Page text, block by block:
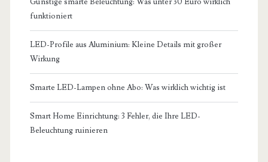
funktioniert
LED-Profile aus Aluminium: Kleine Details mit großer
Wirkung
Smarte LED-Lampen ohne Abo: Was wirklich wichtig ist
Smart Home Einrichtung: 3 Fehler, die Ihre LED-
Beleuchtung ruinieren